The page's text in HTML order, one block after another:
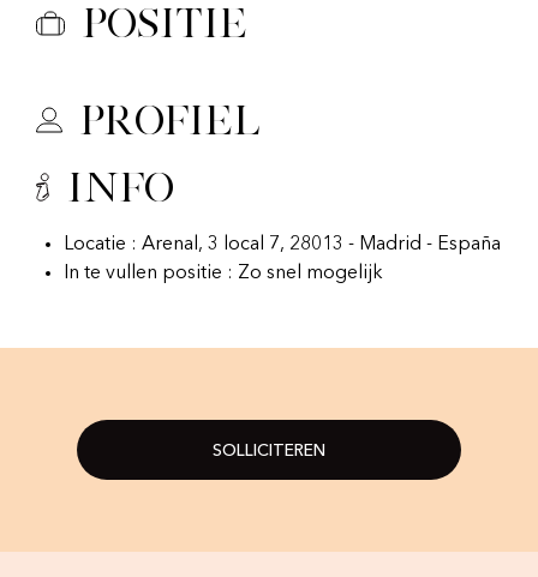
Positie
Profiel
Info
Locatie : Arenal, 3 local 7, 28013 - Madrid - España
In te vullen positie : Zo snel mogelijk
SOLLICITEREN